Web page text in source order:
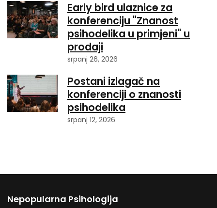
Early bird ulaznice za
konferenciju "Znanost
psihodelika u primjeni" u
prodaji
srpanj 26, 2026
Postani izlagač na
konferenciji o znanosti
psihodelika
srpanj 12, 2026
Nepopularna Psihologija